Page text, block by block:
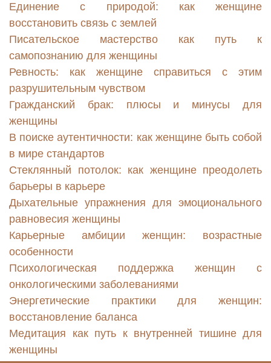
Единение с природой: как женщине
восстановить связь с землей
Писательское мастерство как путь к
самопознанию для женщины
Ревность: как женщине справиться с этим
разрушительным чувством
Гражданский брак: плюсы и минусы для
женщины
В поиске аутентичности: как женщине быть собой
в мире стандартов
Стеклянный потолок: как женщине преодолеть
барьеры в карьере
Дыхательные упражнения для эмоционального
равновесия женщины
Карьерные амбиции женщин: возрастные
особенности
Психологическая поддержка женщин с
онкологическими заболеваниями
Энергетические практики для женщин:
восстановление баланса
Медитация как путь к внутренней тишине для
женщины